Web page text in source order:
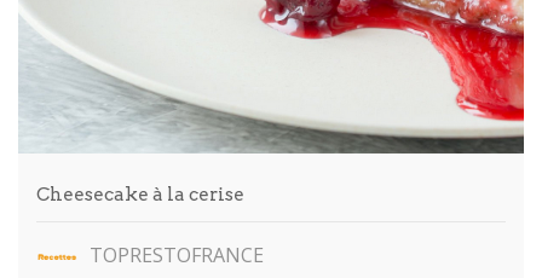
Cheesecake à la cerise
TOPRESTOFRANCE